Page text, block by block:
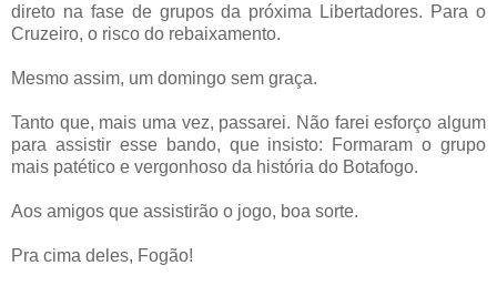
direto na fase de grupos da próxima Libertadores. Para o
Cruzeiro, o risco do rebaixamento.
Mesmo assim, um domingo sem graça.
Tanto que, mais uma vez, passarei. Não farei esforço algum
para assistir esse bando, que insisto: Formaram o grupo
mais patético e vergonhoso da história do Botafogo.
Aos amigos que assistirão o jogo, boa sorte.
Pra cima deles, Fogão!